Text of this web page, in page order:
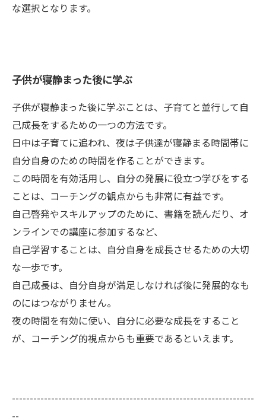
な選択となります。
子供が寝静まった後に学ぶ
子供が寝静まった後に学ぶことは、子育てと並行して自
己成長をするための一つの方法です。
日中は子育てに追われ、夜は子供達が寝静まる時間帯に
自分自身のための時間を作ることができます。
この時間を有効活用し、自分の発展に役立つ学びをする
ことは、コーチングの観点からも非常に有益です。
自己啓発やスキルアップのために、書籍を読んだり、オ
ンラインでの講座に参加するなど、
自己学習することは、自分自身を成長させるための大切
な一歩です。
自己成長は、自分自身が満足しなければ後に発展的なも
のにはつながりません。
夜の時間を有効に使い、自分に必要な成長をすること
が、コーチング的視点からも重要であるといえます。
--------------------------------------------------------------------
--